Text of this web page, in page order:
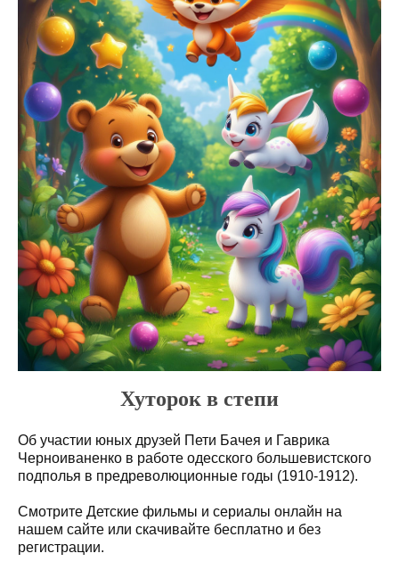
Хуторок в степи
Об участии юных друзей Пети Бачея и Гаврика
Черноиваненко в работе одесского большевистского
подполья в предреволюционные годы (1910-1912).
Смотрите Детские фильмы и сериалы онлайн на
нашем сайте или скачивайте бесплатно и без
регистрации.